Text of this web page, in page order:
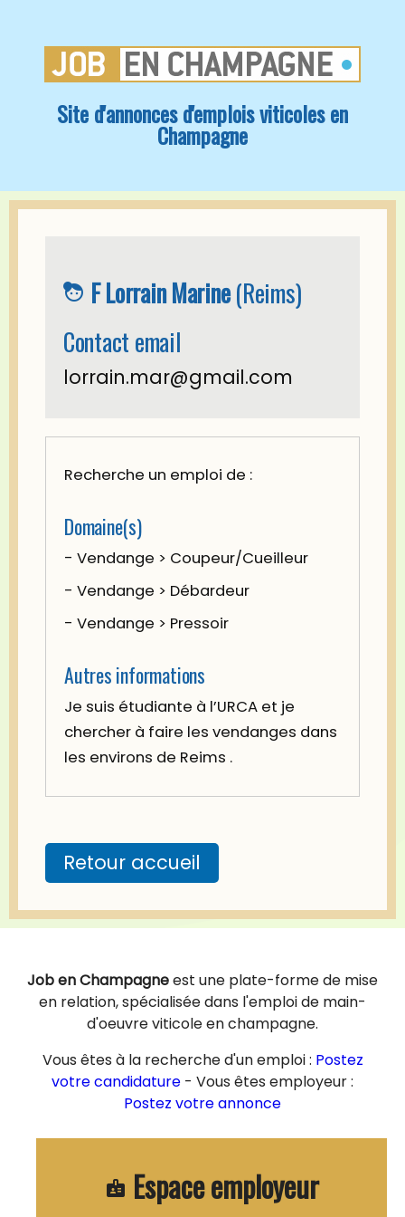
Site d'annonces d'emplois viticoles en
Champagne
face_4 F Lorrain Marine(Reims)
Contact email
lorrain.mar@gmail.com
Recherche un emploi de :
Domaine(s)
- Vendange > Coupeur/Cueilleur
- Vendange > Débardeur
- Vendange > Pressoir
Autres informations
Je suis étudiante à l’URCA et je
chercher à faire les vendanges dans
les environs de Reims .
Retour accueil
Job en Champagneest une plate-forme de mise
en relation, spécialisée dans l'emploi de main-
d'oeuvre viticole en champagne.
Vous êtes à la recherche d'un emploi : Postez
votre candidature - Vous êtes employeur :
Postez votre annonce
badge Espace employeur